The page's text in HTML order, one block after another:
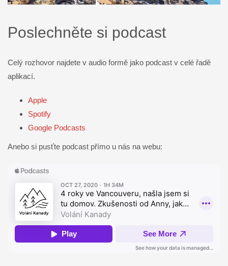
Poslechněte si podcast
Celý rozhovor najdete v audio formě jako podcast v celé řadě
aplikací.
Apple
Spotify
Google Podcasts
Anebo si pusťte podcast přímo u nás na webu: